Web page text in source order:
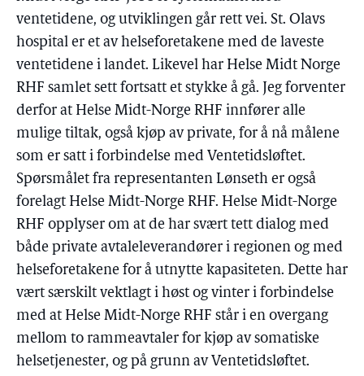
ventetidene, og utviklingen går rett vei. St. Olavs
hospital er et av helseforetakene med de laveste
ventetidene i landet. Likevel har Helse Midt Norge
RHF samlet sett fortsatt et stykke å gå. Jeg forventer
derfor at Helse Midt-Norge RHF innfører alle
mulige tiltak, også kjøp av private, for å nå målene
som er satt i forbindelse med Ventetidsløftet.
Spørsmålet fra representanten Lønseth er også
forelagt Helse Midt-Norge RHF. Helse Midt-Norge
RHF opplyser om at de har svært tett dialog med
både private avtaleleverandører i regionen og med
helseforetakene for å utnytte kapasiteten. Dette har
vært særskilt vektlagt i høst og vinter i forbindelse
med at Helse Midt-Norge RHF står i en overgang
mellom to rammeavtaler for kjøp av somatiske
helsetjenester, og på grunn av Ventetidsløftet.